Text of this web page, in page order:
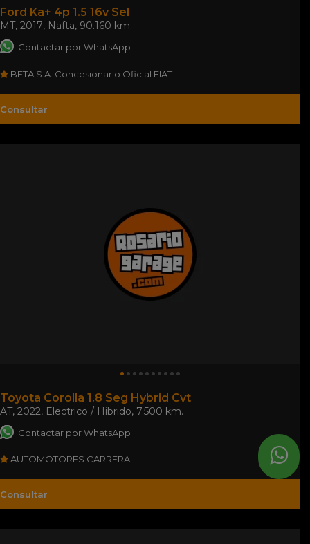
Ford Ka+ 4p 1.5 16v Sel
MT, 2017, Nafta, 90.160 km.
Contactar por WhatsApp
BETA S.A. Concesionario Oficial FIAT
Consultar
Toyota Corolla 1.8 Seg Hybrid Cvt
AT, 2022, Electrico / Hibrido, 7.500 km.
Contactar por WhatsApp
AUTOMOTORES CARRERA
Consultar